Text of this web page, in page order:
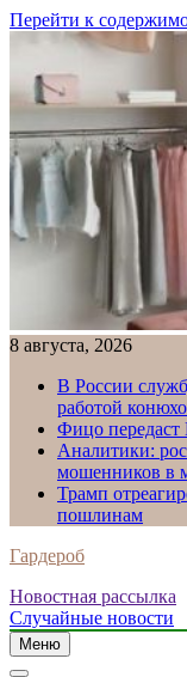
Перейти к
8 августа, 2026
В России
работой
Фицо передаст
Аналитики:
мошенников в
Трамп
пошлинам
Гардероб
Новостная рассылка
Случайные новости
Меню